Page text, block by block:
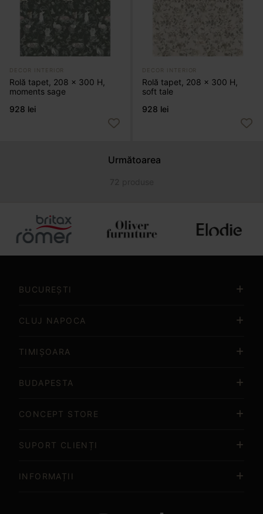
DECOR INTERIOR
Rolă tapet, 208 x 300 H,
moments sage
928 lei
DECOR INTERIOR
Rolă tapet, 208 x 300 H,
soft tale
928 lei
Următoarea
Item
BUCUREȘTI
CLUJ NAPOCA
TIMIȘOARA
BUDAPESTA
CONCEPT STORE
SUPORT CLIENȚI
INFORMAȚII